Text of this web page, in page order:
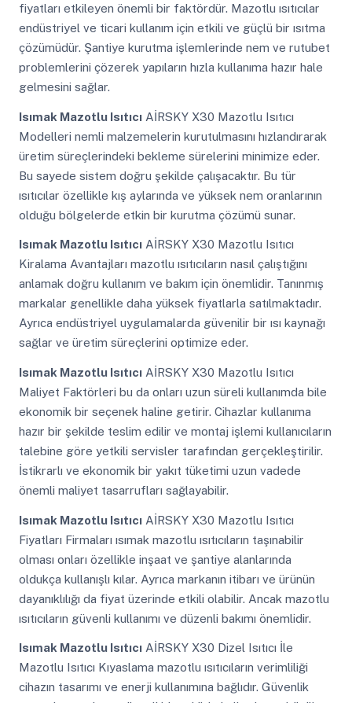
fiyatları etkileyen önemli bir faktördür. Mazotlu ısıtıcılar
endüstriyel ve ticari kullanım için etkili ve güçlü bir ısıtma
çözümüdür. Şantiye kurutma işlemlerinde nem ve rutubet
problemlerini çözerek yapıların hızla kullanıma hazır hale
gelmesini sağlar.
Isımak Mazotlu IsıtıcıAİRSKY X30 Mazotlu Isıtıcı
Modelleri nemli malzemelerin kurutulmasını hızlandırarak
üretim süreçlerindeki bekleme sürelerini minimize eder.
Bu sayede sistem doğru şekilde çalışacaktır. Bu tür
ısıtıcılar özellikle kış aylarında ve yüksek nem oranlarının
olduğu bölgelerde etkin bir kurutma çözümü sunar.
Isımak Mazotlu IsıtıcıAİRSKY X30 Mazotlu Isıtıcı
Kiralama Avantajları mazotlu ısıtıcıların nasıl çalıştığını
anlamak doğru kullanım ve bakım için önemlidir. Tanınmış
markalar genellikle daha yüksek fiyatlarla satılmaktadır.
Ayrıca endüstriyel uygulamalarda güvenilir bir ısı kaynağı
sağlar ve üretim süreçlerini optimize eder.
Isımak Mazotlu IsıtıcıAİRSKY X30 Mazotlu Isıtıcı
Maliyet Faktörleri bu da onları uzun süreli kullanımda bile
ekonomik bir seçenek haline getirir. Cihazlar kullanıma
hazır bir şekilde teslim edilir ve montaj işlemi kullanıcıların
talebine göre yetkili servisler tarafından gerçekleştirilir.
İstikrarlı ve ekonomik bir yakıt tüketimi uzun vadede
önemli maliyet tasarrufları sağlayabilir.
Isımak Mazotlu IsıtıcıAİRSKY X30 Mazotlu Isıtıcı
Fiyatları Firmaları ısımak mazotlu ısıtıcıların taşınabilir
olması onları özellikle inşaat ve şantiye alanlarında
oldukça kullanışlı kılar. Ayrıca markanın itibarı ve ürünün
dayanıklılığı da fiyat üzerinde etkili olabilir. Ancak mazotlu
ısıtıcıların güvenli kullanımı ve düzenli bakımı önemlidir.
Isımak Mazotlu IsıtıcıAİRSKY X30 Dizel Isıtıcı İle
Mazotlu Isıtıcı Kıyaslama mazotlu ısıtıcıların verimliliği
cihazın tasarımı ve enerji kullanımına bağlıdır. Güvenlik